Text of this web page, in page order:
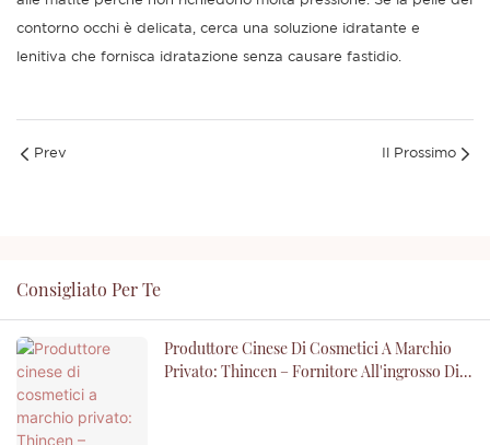
contorno occhi è delicata, cerca una soluzione idratante e
lenitiva che fornisca idratazione senza causare fastidio.
Prev Il Prossimo
Consigliato Per Te
Produttore Cinese Di Cosmetici A Marchio
Privato: Thincen – Fornitore All'ingrosso Di